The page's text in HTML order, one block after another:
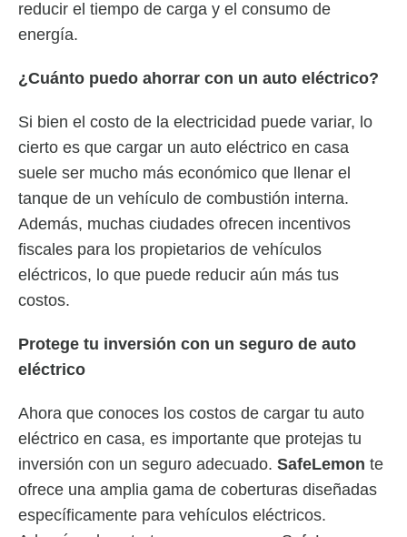
reducir el tiempo de carga y el consumo de
energía.
¿Cuánto puedo ahorrar con un auto eléctrico?
Si bien el costo de la electricidad puede variar, lo
cierto es que cargar un auto eléctrico en casa
suele ser mucho más económico que llenar el
tanque de un vehículo de combustión interna.
Además, muchas ciudades ofrecen incentivos
fiscales para los propietarios de vehículos
eléctricos, lo que puede reducir aún más tus
costos.
Protege tu inversión con un seguro de auto
eléctrico
Ahora que conoces los costos de cargar tu auto
eléctrico en casa, es importante que protejas tu
inversión con un seguro adecuado. SafeLemon te
ofrece una amplia gama de coberturas diseñadas
específicamente para vehículos eléctricos.